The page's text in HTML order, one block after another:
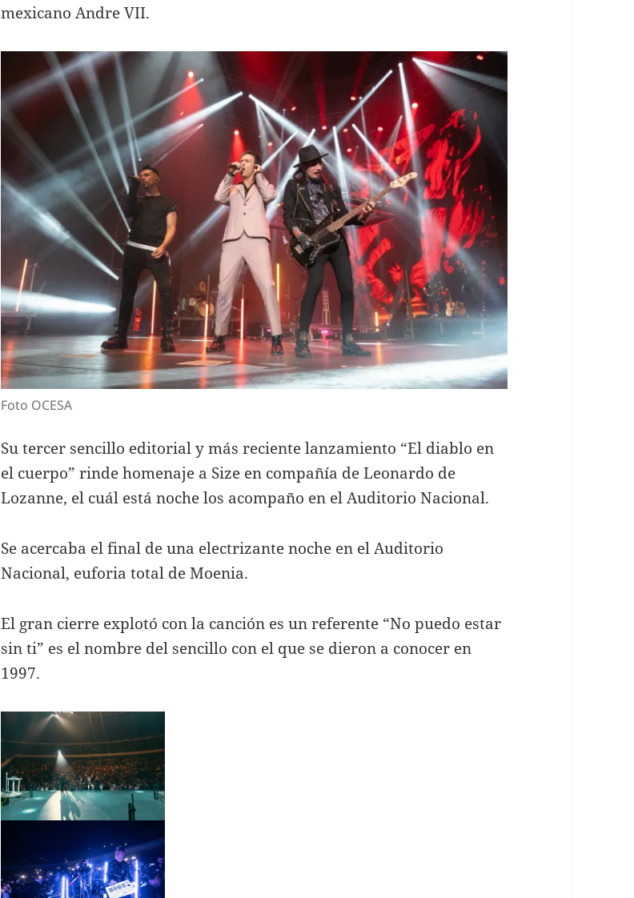
mexicano Andre VII.
Foto OCESA
Su tercer sencillo editorial y más reciente lanzamiento “El diablo en
el cuerpo” rinde homenaje a Size en compañía de Leonardo de
Lozanne, el cuál está noche los acompaño en el Auditorio Nacional.
Se acercaba el final de una electrizante noche en el Auditorio
Nacional, euforia total de Moenia.
El gran cierre explotó con la canción es un referente “No puedo estar
sin ti” es el nombre del sencillo con el que se dieron a conocer en
1997.